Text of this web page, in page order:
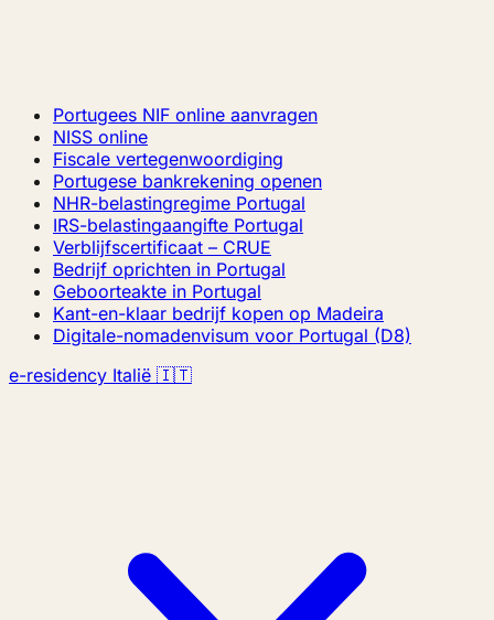
Portugees NIF online aanvragen
NISS online
Fiscale vertegenwoordiging
Portugese bankrekening openen
NHR-belastingregime Portugal
IRS-belastingaangifte Portugal
Verblijfscertificaat – CRUE
Bedrijf oprichten in Portugal
Geboorteakte in Portugal
Kant-en-klaar bedrijf kopen op Madeira
Digitale-nomadenvisum voor Portugal (D8)
e-residency Italië 🇮🇹